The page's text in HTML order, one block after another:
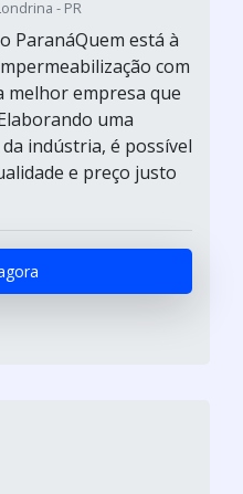
- PR
ParanáQuem está à
com
melhor empresa que
uma
indústria, é possível
e preço justo